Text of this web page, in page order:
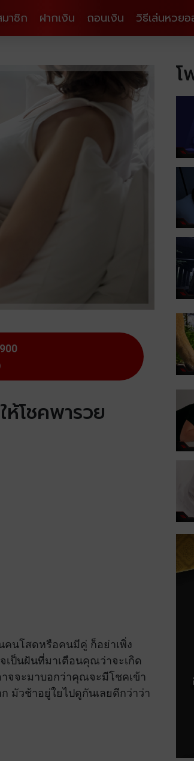
าชิก ฝากเงิน ถอนเงิน วิธีเล่นหวย
โชคพารวย
คนโสดหรือคนมีคู่ ก็อย่าเพิ่ง
ป็นฝันที่มาเตือนคุณว่าจะเกิด
าจจะมาบอกว่าคุณจะมีโชคเข้า
มัวช้าอยู่ใยไปดูกันเลยดีกว่าว่า
โ